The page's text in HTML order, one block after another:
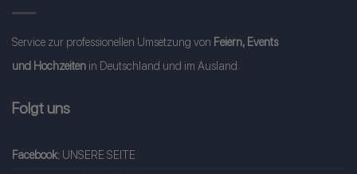
Service zur professionellen Umsetzung von Feiern, Events
und Hochzeiten in Deutschland und im Ausland.
Folgt uns
Facebook: UNSERE SEITE